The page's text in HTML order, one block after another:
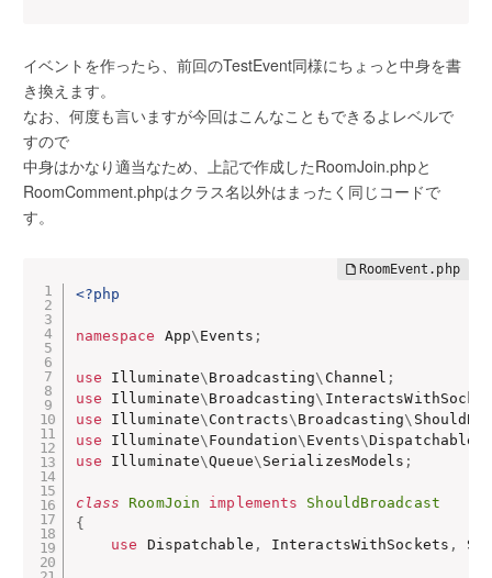
イベントを作ったら、前回のTestEvent同様にちょっと中身を書
き換えます。
なお、何度も言いますが今回はこんなこともできるよレベルで
すので
中身はかなり適当なため、上記で作成したRoomJoin.phpと
RoomComment.phpはクラス名以外はまったく同じコードで
す。
<?php
namespace App\ Events ;
use Illuminate\ Broadcasting\ Channel ;
use
Illuminate\ Broadcasting\
use
Illuminate\ Contracts\ Broadcasting\
use
Illuminate\ Foundation\ Events\Dispatchable
use
Illuminate\Queue\ SerializesModels ;
class RoomJoin implements
ShouldBroadcast
{
use
Dispatchable , InteractsWithSockets ,